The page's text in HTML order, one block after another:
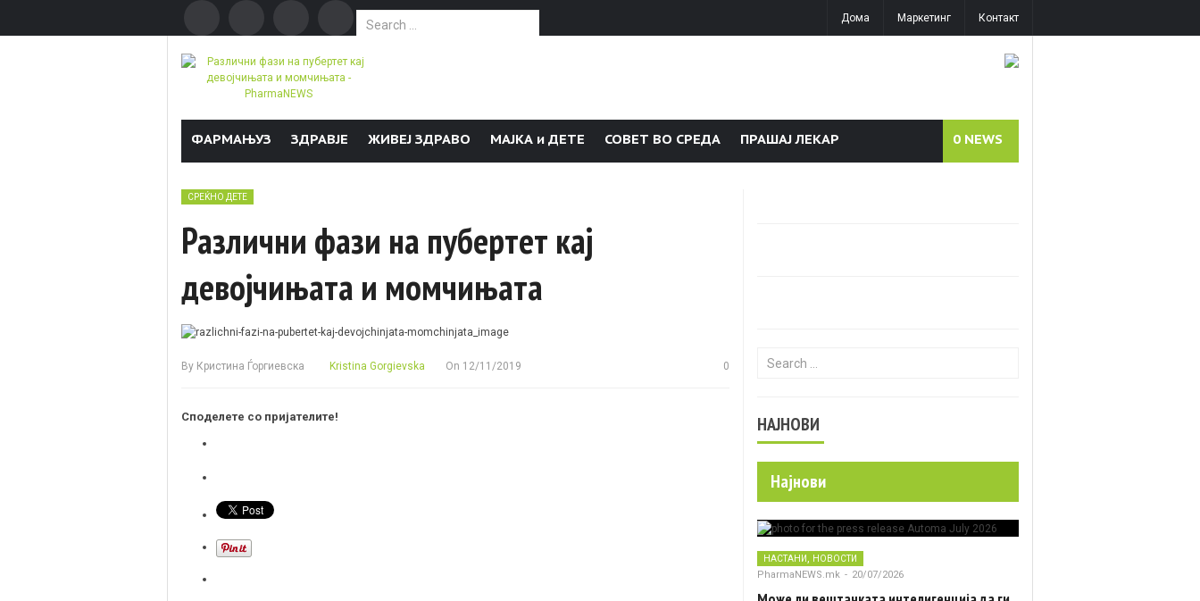
Search for:
Дома Маркетинг Контакт
ФАРМАЊУЗ ЗДРАВЈЕ ЖИВЕЈ ЗДРАВО МАЈКА и ДЕТЕ СОВЕТ ВО СРЕДА ПРАШАЈ ЛЕКАР 0 NEWS
СРЕЌНО ДЕТЕ
Различни фази на пубертет кај
девојчињата и момчињата
By Кристина Ѓоргиевска Kristina Gorgievska On 12/11/2019 0
Споделете со пријателите!
Search for:
НАЈНОВИ
Најнови
НАСТАНИ , НОВОСТИ
PharmaNEWS.mk - 20/07/2026